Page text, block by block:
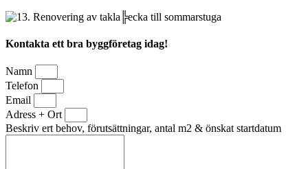
Kontakta ett bra byggföretag idag!
Namn
Telefon
Email
Adress + Ort
Beskriv ert behov, förutsättningar, antal m2 & önskat startdatum